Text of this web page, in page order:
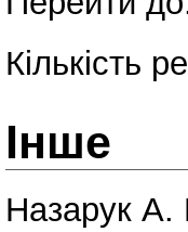
Кількість
Інше
Назарук А.